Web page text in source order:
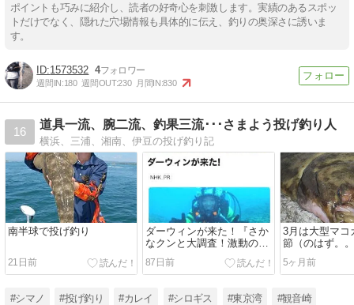
ポイントも巧みに紹介し、読者の好奇心を刺激します。実績のあるスポッ
トだけでなく、隠れた穴場情報も具体的に伝え、釣りの奥深さに誘いま
す。
1573532 4
週間IN:180 週間OUT:230 月間IN:830
16
道具一流、腕二流、釣果三流･･･さまよう投げ釣り人
横浜、三浦、湘南、伊豆の投げ釣り記
南半球で投げ釣り
21日前
ダーウィンが来た！『さか
なクンと大調査！激動の東
京湾』
87日前
3月は大型マコ
節（のはず。
5ヶ月前
#シマノ #投げ釣り #カレイ #シロギス #東京湾 #観音崎